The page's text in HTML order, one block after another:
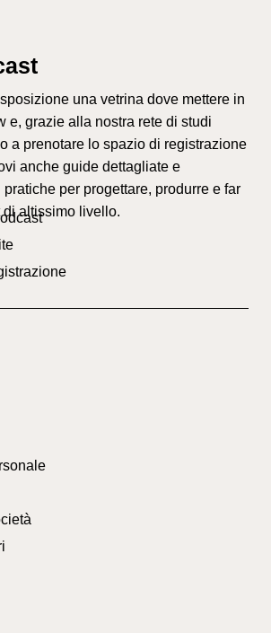
una vetrina dove mettere in
e, grazie alla nostra rete di studi
a prenotare lo spazio di registrazione
anche guide dettagliate e
per progettare, produrre e far
altissimo livello.